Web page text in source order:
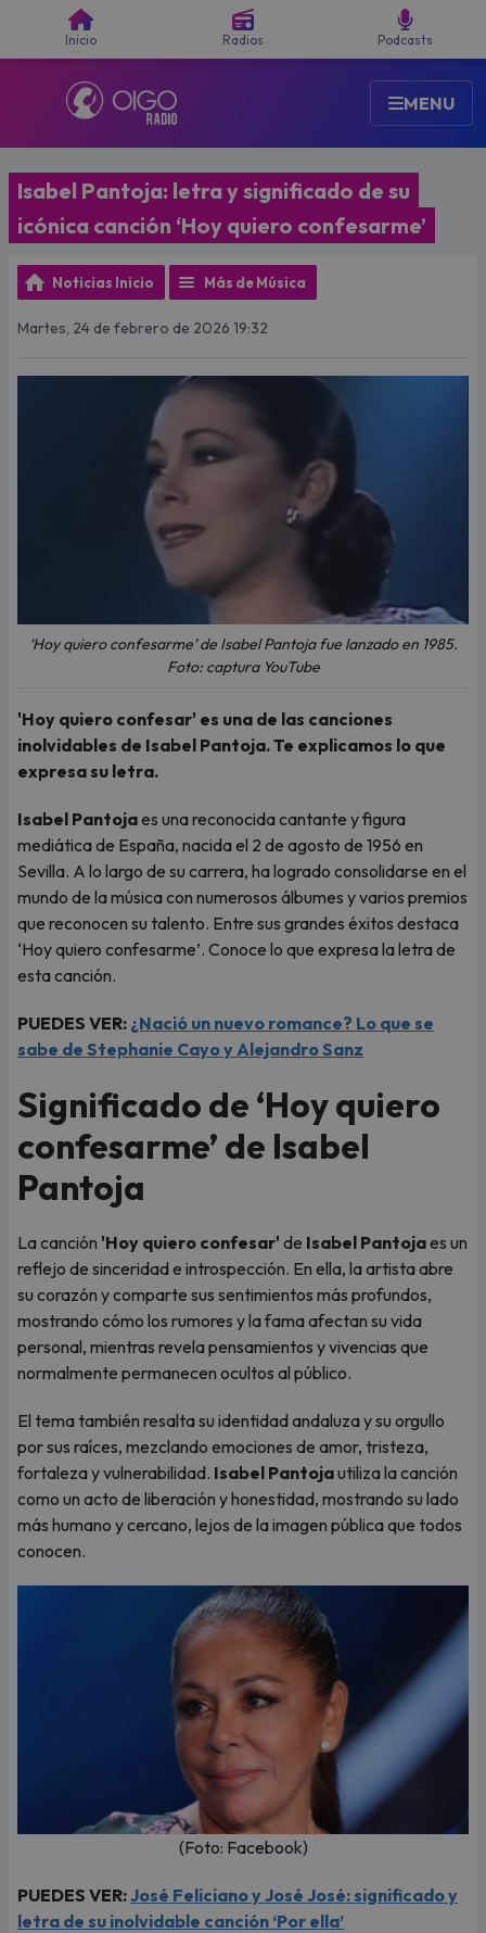
Inicio Radios Podcasts
MENU
Isabel Pantoja: letra y significado de su
icónica canción ‘Hoy quiero confesarme’
Noticias Inicio Más de Música
Martes, 24 de febrero de 2026 19:32
‘Hoy quiero confesarme’ de Isabel Pantoja fue lanzado en 1985.
Foto: captura YouTube
'Hoy quiero confesar' es una de las canciones
inolvidables de Isabel Pantoja. Te explicamos lo que
expresa su letra.
Isabel Pantojaes una reconocida cantante y figura
mediática de España, nacida el 2 de agosto de 1956 en
Sevilla. A lo largo de su carrera, ha logrado consolidarse en el
mundo de la música con numerosos álbumes y varios premios
que reconocen su talento. Entre sus grandes éxitos destaca
‘Hoy quiero confesarme’. Conoce lo que expresa la letra de
esta canción.
PUEDES VER: ¿Nació un nuevo romance? Lo que se
sabe de Stephanie Cayo y Alejandro Sanz
Significado de ‘Hoy quiero
confesarme’ de Isabel
Pantoja
La canción 'Hoy quiero confesar' de Isabel Pantojaes un
reflejo de sinceridad e introspección. En ella, la artista abre
su corazón y comparte sus sentimientos más profundos,
mostrando cómo los rumores y la fama afectan su vida
personal, mientras revela pensamientos y vivencias que
normalmente permanecen ocultos al público.
El tema también resalta su identidad andaluza y su orgullo
por sus raíces, mezclando emociones de amor, tristeza,
fortaleza y vulnerabilidad. Isabel Pantojautiliza la canción
como un acto de liberación y honestidad, mostrando su lado
más humano y cercano, lejos de la imagen pública que todos
conocen.
(Foto: Facebook)
PUEDES VER:José Feliciano y José José: significado y
letra de su inolvidable canción ‘Por ella’